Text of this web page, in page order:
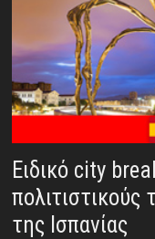
Ειδικό city
της Ισπανίας